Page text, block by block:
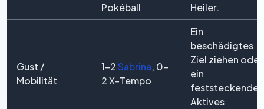
Pokéball
Heiler.
Gust /
Mobilität
1–2Sabrina, 0–
2 X-Tempo
Ein
beschädigtes
Ziel ziehen oder
ein
feststeckendes
Aktives